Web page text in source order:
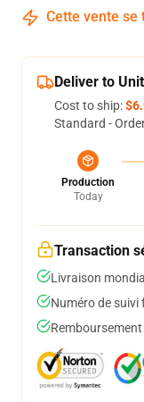
Cette vente se
Deliver to
Cost to ship:
Standard -
Production
Today
Transaction
Livraison
Numéro de